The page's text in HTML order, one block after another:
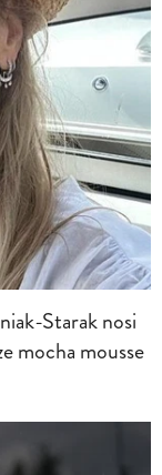
Starak nosi
mocha mousse